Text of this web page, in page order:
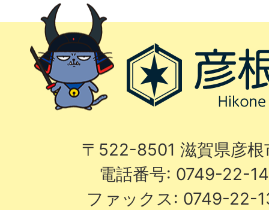
〒522-8501 滋賀県彦
電話番号: 0749-22-
ファックス: 0749-22-